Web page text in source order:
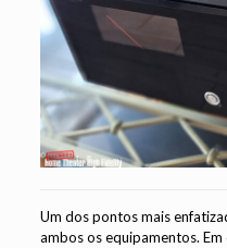
Um dos pontos mais
ambos os equipamentos.